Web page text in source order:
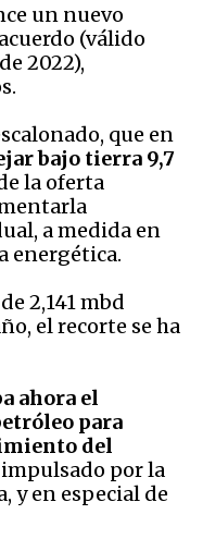
un nuevo
(válido
2022),
que en
bajo tierra 9,7
la oferta
a medida en
energética.
2,141 mbd
el recorte se ha
ahora el
para
del
impulsado por la
y en especial de